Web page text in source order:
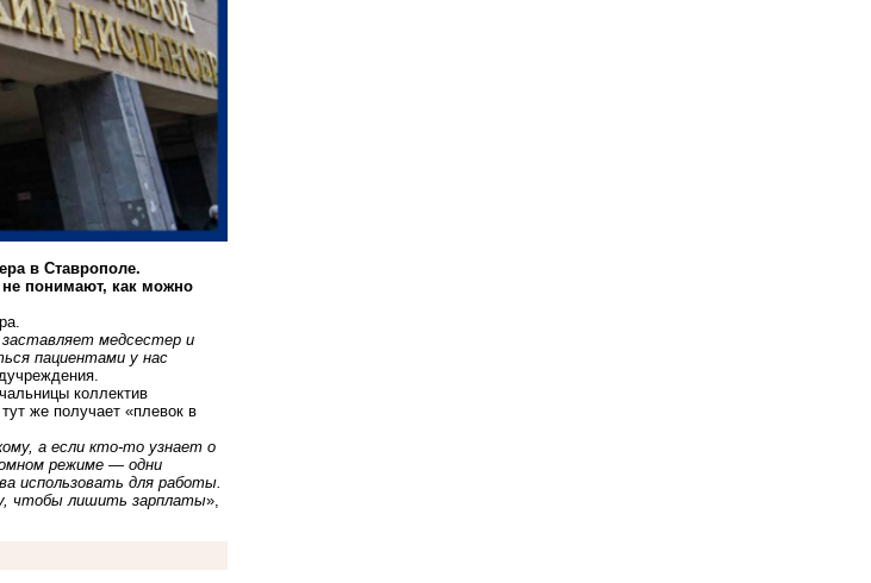
в Ставрополе.
понимают, как можно
заставляет медсестер и
пациентами у нас
коллектив
же получает «плевок в
а если кто-то узнает о
режиме — одни
использовать для работы.
чтобы лишить зарплаты»,